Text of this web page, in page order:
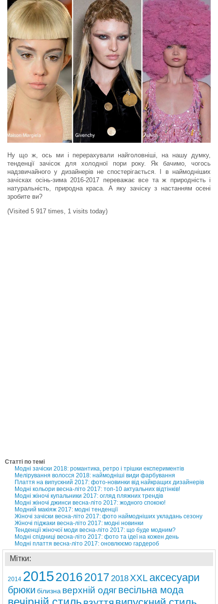
Ну що ж, ось ми і перерахували найголовніші, на нашу думку,
тенденції зачісок для холодної пори року. Як бачимо, чогось
надзвичайного у дизайнерів не спостерігається. І в наймодніших
зачісках осінь-зима 2016-2017 переважає все та ж природність і
натуральність, природна краса. А яку зачіску з настанням осені
зробите ви?
(Visited 5 917 times, 1 visits today)
Статті по темі
Модні зачіски 2018: романтика, ретро і трішки експериментів
Мелірування волосся 2018: наймодніші види фарбування
Плаття на випускний 2017: фото-новинки від найкращих дизайнерів
Модні кольори весна-літо 2017: топ-10 актуальних відтінків!
Модні жіночі купальники 2017: огляд пляжних трендів
Модні жіночі джинси весна-літо 2017: жодного спокою!
Модний макіяж 2017: модні тенденції
Жіночі зачіски весна-літо 2017: фото наймодніших укладань сезону
Жіночі піджаки весна-літо 2017: модні новинки
Тенденції жіночої моди весна-літо 2017: що буде модним?
Модні спідниці весна-літо 2017: фото та ідеї на кожен день
Модні плаття весна-літо 2017: оновлюємо гардероб
Мітки:
2014 201520162017 2018 ХХL аксесуари
брюки білизна верхній одягвесільна мода